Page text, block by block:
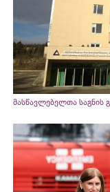
მასწავლებელთა საგნის